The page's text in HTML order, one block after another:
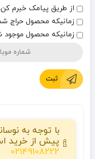
از طریق پیامک خبرم
زمانیکه محصول حراج
زمانیکه محصول موجود
ثبت
با توجه به
پیش از خرید
02149108222